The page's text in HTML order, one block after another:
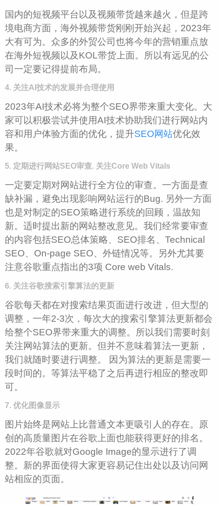
国内的短视频平台以及视频带货越来越火，但是跨
境电商方面，海外视频带货刚刚开始兴起，2023年
大有可为。众多的外贸公司也将今年的营销重点放
在海外短视频以及KOL带货上面。所以有远见的公
司一定要记得提前布局。
4. 关注AI技术的发展并合理使用
2023年AI技术必将为整个SEO界带来重大变化。大
家可以积极尝试并使用AI技术协助我们进行网站内
容和用户体验方面的优化，提升SEO网站优化效
果。
5. 定期进行网站SEO审查. 关注Core Web Vitals
一定要定期对网站进行全方位的审查。一方面是查
缺补漏，避免出现影响网站运行的Bug. 另外一方面
也是对制定的SEO策略进行系统的回顾，温故知
新。适时提出新的网站整改意见。我们经常要审查
的内容包括SEO总体策略、SEO排名、Technical
SEO、On-page SEO、外链情况等。另外尤其要
注意谷歌重点指出的3项 Core web Vitals.
6. 关注谷歌搜索引擎算法的更新
谷歌每天都在对搜索结果页面进行改进，但大型的
调整，一年2-3次，每次大的搜索引擎算法更新都会
给整个SEO界带来重大的调整。所以我们需要时刻
关注网站算法的更新。但并不意味着算法一更新，
我们就随时要进行调整。 因为算法的更新是需要一
段时间的。等算法平稳了之后再进行相应的整改即
可。
7. 优化图像显示
图片始终是网站上比普通文本更吸引人的存在。原
创的高质量图片在谷歌上面也能获得更好的排名。
2022年谷歌就对Google Image的显示进行了调
整。新的界面使得大家更容易记住出处以及访问网
站相应的页面。